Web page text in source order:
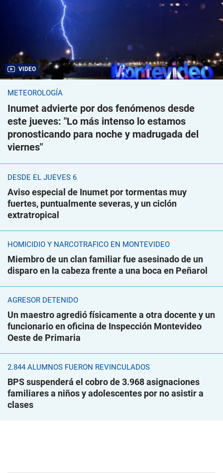
VIDEO
METEOROLOGÍA
Inumet advierte por dos fenómenos desde
este jueves: "Lo más intenso lo estamos
pronosticando para noche y madrugada del
viernes"
DESDE EL JUEVES 6
Aviso especial de Inumet por tormentas muy
fuertes, puntualmente severas, y un ciclón
extratropical
HOMICIDIO Y NARCOTRÁFICO EN MONTEVIDEO
Miembro de un clan familiar fue asesinado de un
disparo en la cabeza frente a una boca en Peñarol
AGRESOR DETENIDO
Un maestro agredió físicamente a otra docente y un
funcionario en oficina de Inspección Montevideo
Oeste de Primaria
2.844 ALUMNOS FUERON REVINCULADOS
BPS suspenderá el cobro de 3.968 asignaciones
familiares a niños y adolescentes por no asistir a
clases